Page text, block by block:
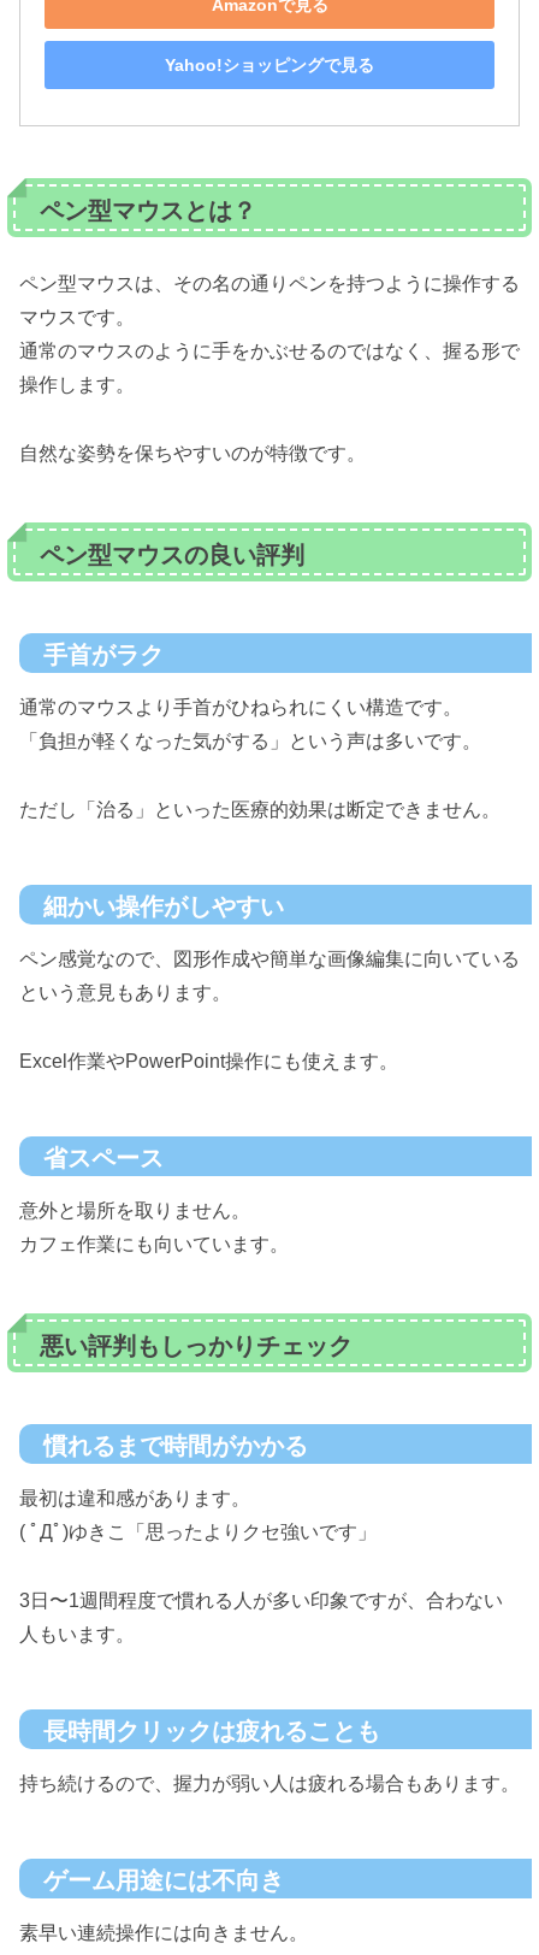
Amazonで見る
Yahoo!ショッピングで見る
ペン型マウスとは？
ペン型マウスは、その名の通りペンを持つように操作する
マウスです。
通常のマウスのように手をかぶせるのではなく、握る形で
操作します。
自然な姿勢を保ちやすいのが特徴です。
ペン型マウスの良い評判
手首がラク
通常のマウスより手首がひねられにくい構造です。
「負担が軽くなった気がする」という声は多いです。
ただし「治る」といった医療的効果は断定できません。
細かい操作がしやすい
ペン感覚なので、図形作成や簡単な画像編集に向いている
という意見もあります。
Excel作業やPowerPoint操作にも使えます。
省スペース
意外と場所を取りません。
カフェ作業にも向いています。
悪い評判もしっかりチェック
慣れるまで時間がかかる
最初は違和感があります。
( ﾟДﾟ)ゆきこ「思ったよりクセ強いです」
3日〜1週間程度で慣れる人が多い印象ですが、合わない
人もいます。
長時間クリックは疲れることも
持ち続けるので、握力が弱い人は疲れる場合もあります。
ゲーム用途には不向き
素早い連続操作には向きません。